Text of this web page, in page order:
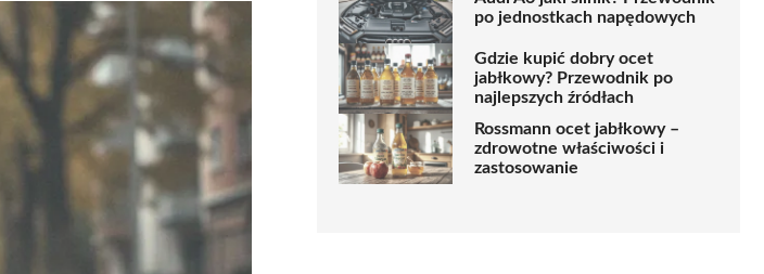
po jednostkach napędowych
Gdzie kupić dobry ocet
jabłkowy? Przewodnik po
najlepszych źródłach
Rossmann ocet jabłkowy –
zdrowotne właściwości i
zastosowanie